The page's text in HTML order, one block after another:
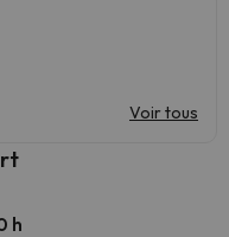
Voir tous
h